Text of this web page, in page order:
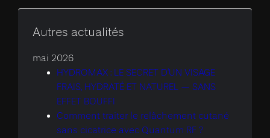
Autres actualités
mai 2026
HYDROMAX : LE SECRET D’UN VISAGE
FRAIS, HYDRATÉ ET NATUREL — SANS
EFFET BOUFFI
Comment traiter le relâchement cutané
sans cicatrice avec Quantum RF ?